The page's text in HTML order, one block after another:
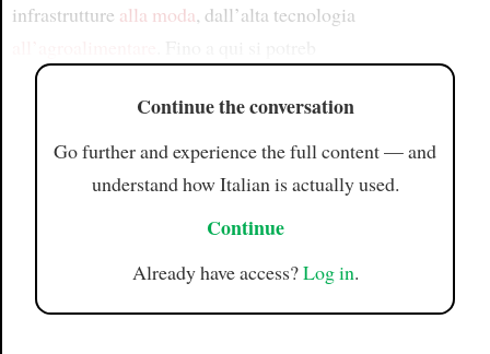
infrastrutture alla moda, dall’alta tecnologia
Continue the conversation
Go further and experience the full content — and
understand how Italian is actually used.
Continue
Already have access?Log in.